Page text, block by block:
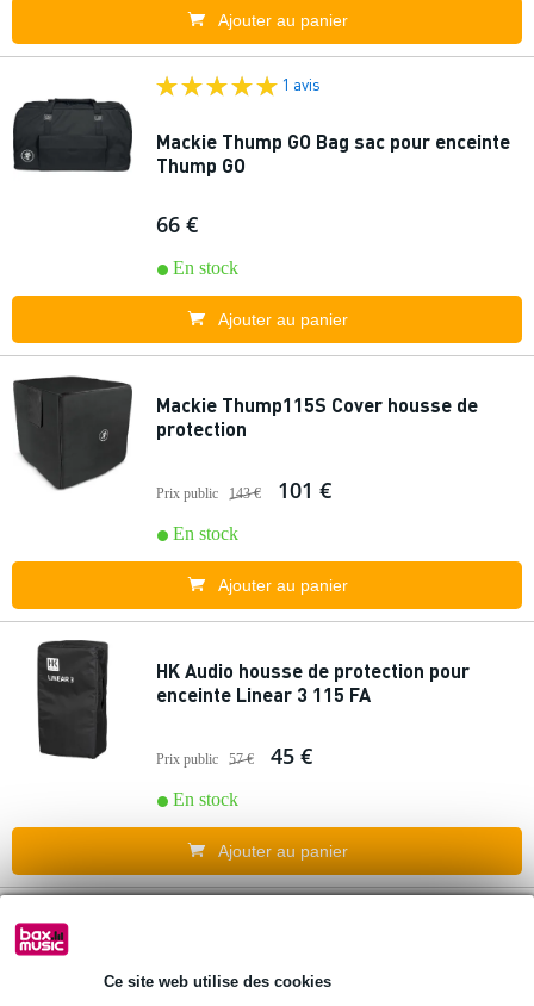
Ce site web utilise des cookies
Ajouter au panier
1 avis
Mackie Thump GO Bag sac pour enceinte
Thump GO
66 €
En stock
Ajouter au panier
Mackie Thump115S Cover housse de
protection
Prix public 143 € 101 €
En stock
Ajouter au panier
HK Audio housse de protection pour
enceinte Linear 3 115 FA
Prix public 57 € 45 €
En stock
Ajouter au panier
Popu
laire
Devine Onyx CVR-12 housse de protection